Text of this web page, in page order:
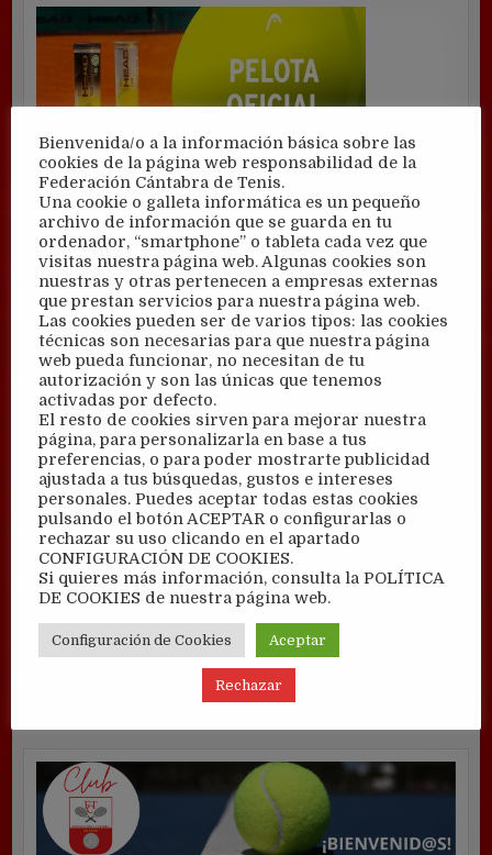
Bienvenida/o a la información básica sobre las
cookies de la página web responsabilidad de la
Federación Cántabra de Tenis.
Una cookie o galleta informática es un pequeño
archivo de información que se guarda en tu
ordenador, “smartphone” o tableta cada vez que
visitas nuestra página web. Algunas cookies son
nuestras y otras pertenecen a empresas externas
que prestan servicios para nuestra página web.
Las cookies pueden ser de varios tipos: las cookies
técnicas son necesarias para que nuestra página
web pueda funcionar, no necesitan de tu
autorización y son las únicas que tenemos
activadas por defecto.
El resto de cookies sirven para mejorar nuestra
página, para personalizarla en base a tus
preferencias, o para poder mostrarte publicidad
ajustada a tus búsquedas, gustos e intereses
personales. Puedes aceptar todas estas cookies
pulsando el botón ACEPTAR o configurarlas o
rechazar su uso clicando en el apartado
CONFIGURACIÓN DE COOKIES.
Si quieres más información, consulta la POLÍTICA
DE COOKIES de nuestra página web.
Configuración de Cookies Aceptar
Rechazar